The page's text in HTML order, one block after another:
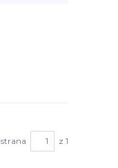
strana z 1